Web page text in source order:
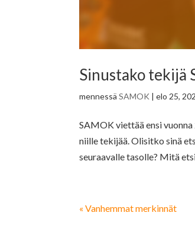
Sinustako tekijä
mennessäSAMOK |elo 25,
SAMOK viettää ensi
niille tekijää. Olisitko sinä
seuraavalle tasolle? Mitä
« Vanhemmat merkinnät